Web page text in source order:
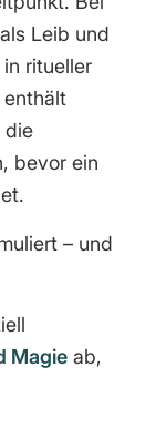
Leib und
ritueller
enthält
die
bevor ein
– und
Magieab,